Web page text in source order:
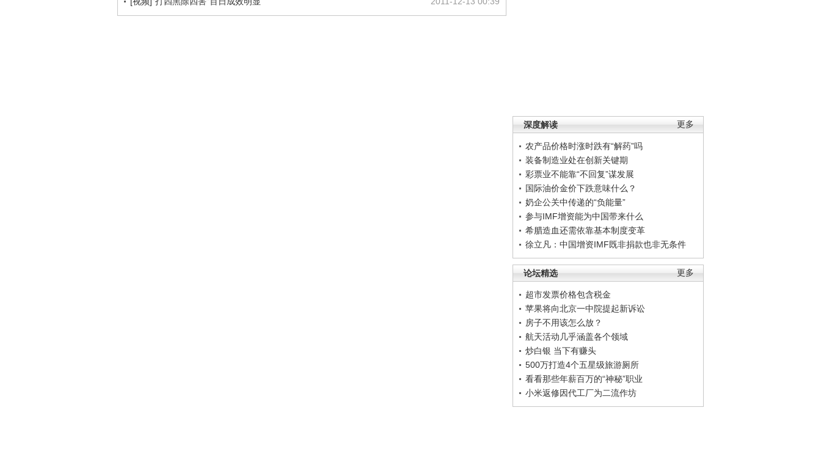
更多
深度解读
农产品价格时涨时跌有“解药”吗
装备制造业处在创新关键期
彩票业不能靠“不回复”谋发展
国际油价金价下跌意味什么？
奶企公关中传递的“负能量”
参与IMF增资能为中国带来什么
希腊造血还需依靠基本制度变革
徐立凡：中国增资IMF既非捐款也非无条件
更多
论坛精选
超市发票价格包含税金
苹果将向北京一中院提起新诉讼
房子不用该怎么放？
航天活动几乎涵盖各个领域
炒白银 当下有赚头
500万打造4个五星级旅游厕所
看看那些年薪百万的“神秘”职业
小米返修因代工厂为二流作坊